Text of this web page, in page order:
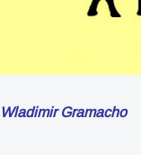
Wladimir Gramacho